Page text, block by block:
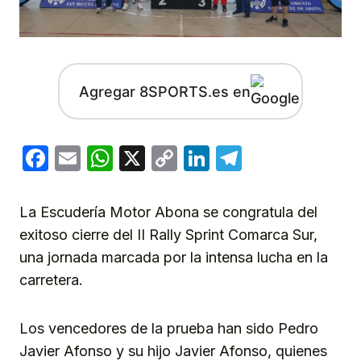
Agregar 8SPORTS.es en
Facebook
EmailWhatsApp
X
CopyLinkedIn
La Escudería Motor Abona se congratula del
exitoso cierre del II Rally Sprint Comarca Sur,
una jornada marcada por la intensa lucha en la
carretera.
Los vencedores de la prueba han sido Pedro
Javier Afonso y su hijo Javier Afonso, quienes